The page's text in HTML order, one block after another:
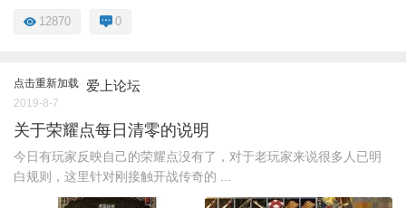
12870 0
点击重新加载 爱上论坛
2019-8-7
关于荣耀点每日清零的说明
今日有玩家反映自己的荣耀点没有了，对于老玩家来说很多人已明
白规则，这里针对刚接触开战传奇的 ...